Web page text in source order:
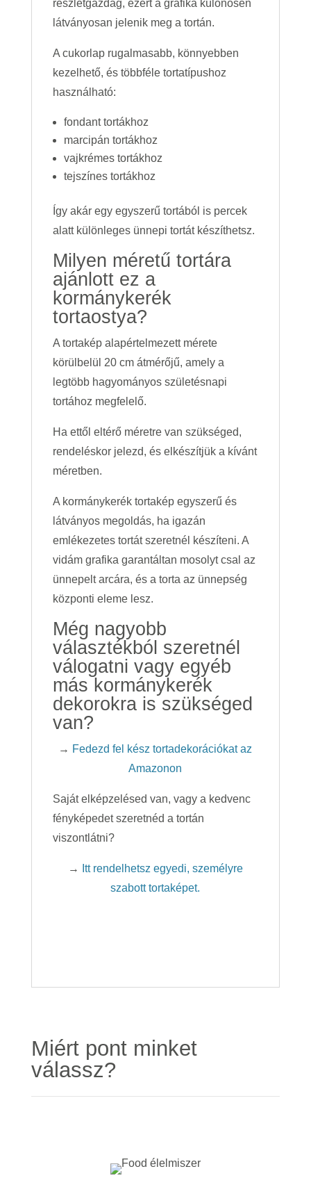
részletgazdag, ezért a grafika különösen
látványosan jelenik meg a tortán.
A cukorlap rugalmasabb, könnyebben
kezelhető, és többféle tortatípushoz
használható:
fondant tortákhoz
marcipán tortákhoz
vajkrémes tortákhoz
tejszínes tortákhoz
Így akár egy egyszerű tortából is percek
alatt különleges ünnepi tortát készíthetsz.
Milyen méretű tortára
ajánlott ez a
kormánykerék
tortaostya?
A tortakép alapértelmezett mérete
körülbelül 20 cm átmérőjű, amely a
legtöbb hagyományos születésnapi
tortához megfelelő.
Ha ettől eltérő méretre van szükséged,
rendeléskor jelezd, és elkészítjük a kívánt
méretben.
A kormánykerék tortakép egyszerű és
látványos megoldás, ha igazán
emlékezetes tortát szeretnél készíteni. A
vidám grafika garantáltan mosolyt csal az
ünnepelt arcára, és a torta az ünnepség
központi eleme lesz.
Még nagyobb
választékból szeretnél
válogatni vagy egyéb
más kormánykerék
dekorokra is szükséged
van?
→ Fedezd fel kész tortadekorációkat az
Amazonon
Saját elképzelésed van, vagy a kedvenc
fényképedet szeretnéd a tortán
viszontlátni?
→
Itt rendelhetsz egyedi, személyre
szabott tortaképet.
Miért pont minket
válassz?